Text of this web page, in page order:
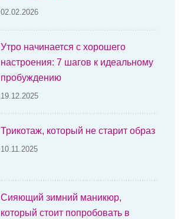
02.02.2026
Утро начинается с хорошего
настроения: 7 шагов к идеальному
пробуждению
19.12.2025
Трикотаж, который не старит образ
10.11.2025
Сияющий зимний маникюр,
который стоит попробовать в